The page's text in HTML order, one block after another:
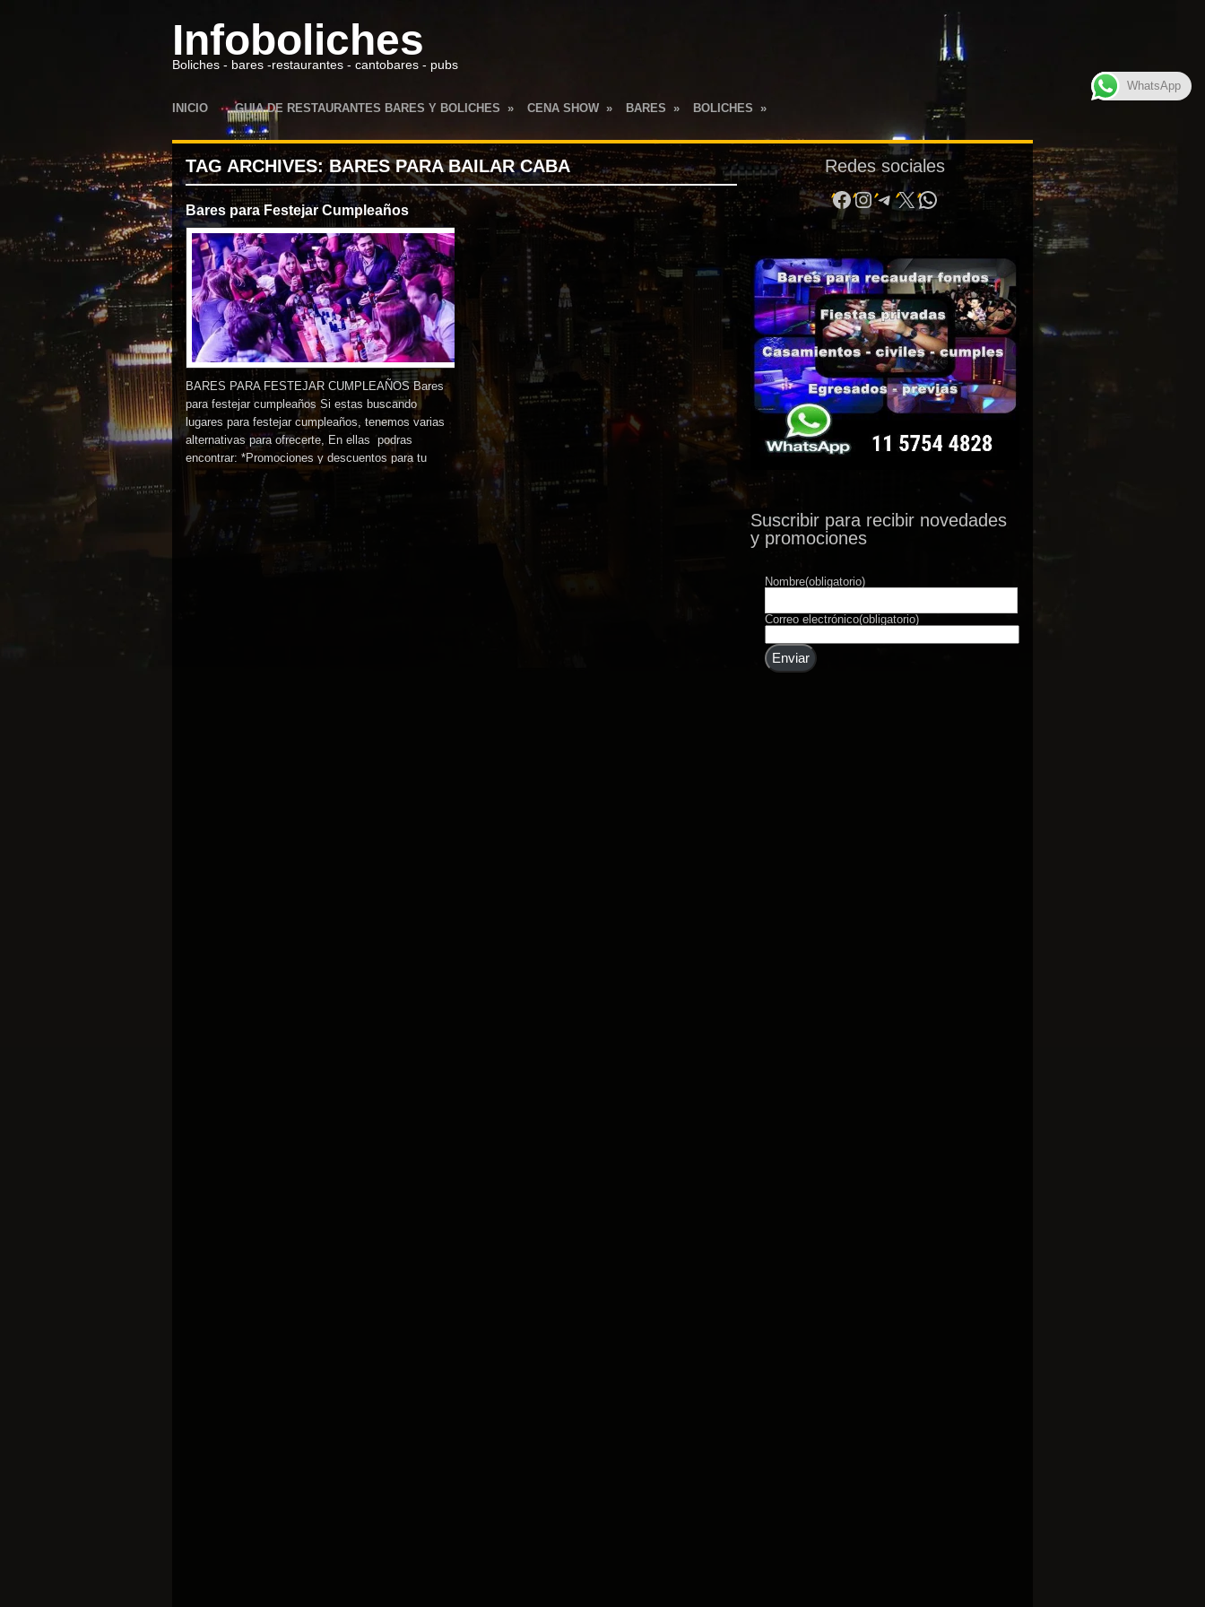
Infoboliches
Boliches - bares -restaurantes - cantobares - pubs
INICIO GUIA DE RESTAURANTES BARES Y BOLICHES » CENA SHOW » BARES » BOLICHES »
TAG ARCHIVES:BARES PARA BAILAR CABA
Bares para Festejar Cumpleaños
BARES PARA FESTEJAR CUMPLEAÑOS Bares
para festejar cumpleaños Si estas buscando
lugares para festejar cumpleaños, tenemos varias
alternativas para ofrecerte, En ellas podras
encontrar: *Promociones y descuentos para tu
cumpleaños *La cena para el cumpleañero sin
cargo *Una botella de
Redes sociales
Facebook
Instagram
Telegram
X WhatsApp
Suscribir para recibir novedades
y promociones
Nombre(obligatorio)
Correo electrónico(obligatorio)
Enviar
WhatsApp